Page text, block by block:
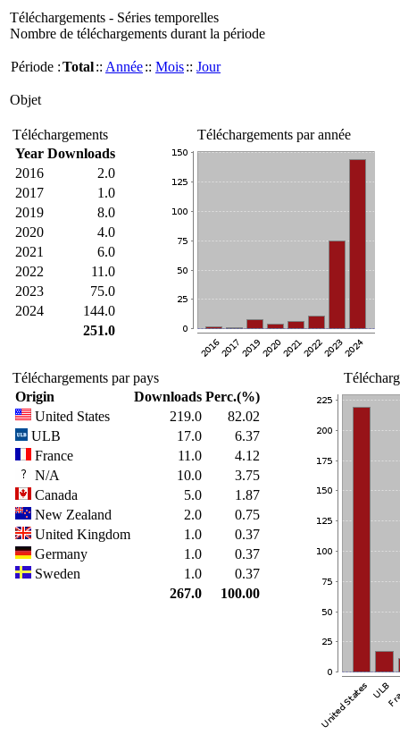
Téléchargements - Séries temporelles
Nombre de téléchargements durant la période
Période :Total:: Année:: Mois:: Jour
Objet
Téléchargements
Year Downloads
2016
2.0
2017
1.0
2019
8.0
2020
4.0
2021
6.0
2022
11.0
2023
75.0
2024
144.0
251.0
Téléchargements par année
Téléchargements par pays
Origin
Downloads Perc.(%)
United States
219.0
82.02
ULB
17.0
6.37
France
11.0
4.12
N/A
10.0
3.75
Canada
5.0
1.87
New Zealand
2.0
0.75
United Kingdom
1.0
0.37
Germany
1.0
0.37
Sweden
1.0
0.37
267.0
100.00